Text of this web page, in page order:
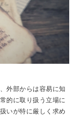
外部からは容易に知
的に取り扱う立場に
いが特に厳しく求め